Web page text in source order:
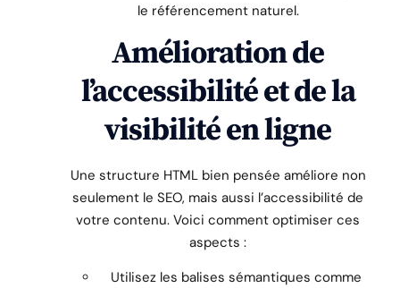
le référencement naturel.
Amélioration de
l’accessibilité et de la
visibilité en ligne
Une structure HTML bien pensée améliore non
seulement le SEO, mais aussi l’accessibilité de
votre contenu. Voici comment optimiser ces
aspects :
Utilisez les balises sémantiques comme